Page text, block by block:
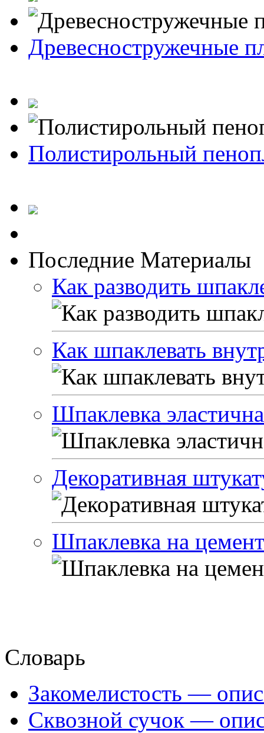
Древесностружечные
Полистирольный
Последние Материалы
Как разводить
Как шпаклевать
Шпаклевка
Декоративная
Шпаклевка на
Словарь
Закомелистость —
Сквозной сучок —